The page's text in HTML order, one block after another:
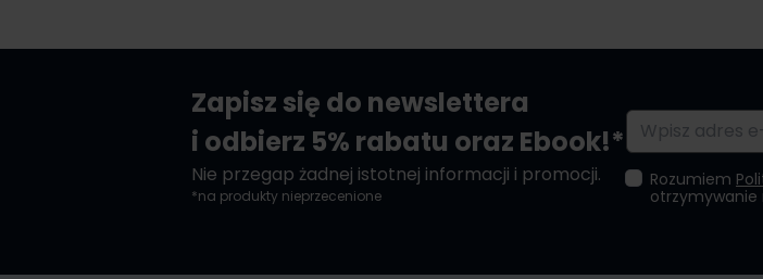
Zapisz się do newslettera
i odbierz 5% rabatu oraz Ebook!*
Nie przegap żadnej istotnej informacji i promocji.
*na produkty nieprzecenione
Adres e-mail
Rozumiem